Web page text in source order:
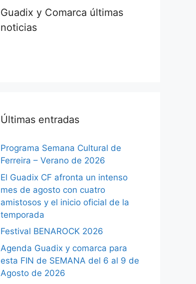
Guadix y Comarca últimas
noticias
Últimas entradas
Programa Semana Cultural de
Ferreira – Verano de 2026
El Guadix CF afronta un intenso
mes de agosto con cuatro
amistosos y el inicio oficial de la
temporada
Festival BENAROCK 2026
Agenda Guadix y comarca para
esta FIN de SEMANA del 6 al 9 de
Agosto de 2026